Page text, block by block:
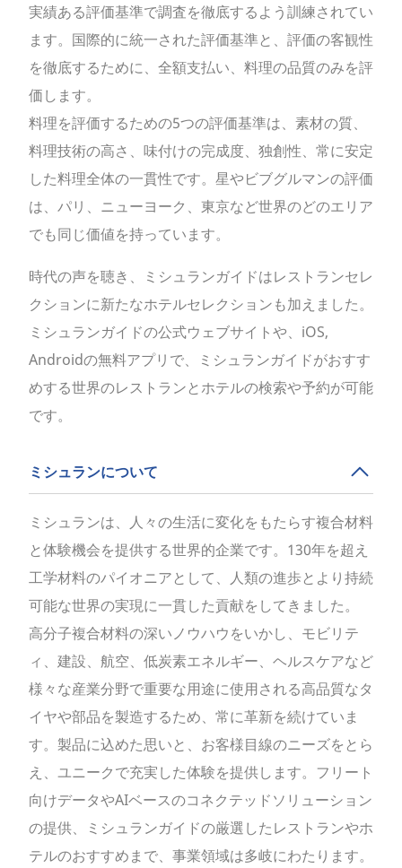
実績ある評価基準で調査を徹底するよう訓練されてい
ます。国際的に統一された評価基準と、評価の客観性
を徹底するために、全額支払い、料理の品質のみを評
価します。
料理を評価するための5つの評価基準は、素材の質、
料理技術の高さ、味付けの完成度、独創性、常に安定
した料理全体の一貫性です。星やビブグルマンの評価
は、パリ、ニューヨーク、東京など世界のどのエリア
でも同じ価値を持っています。
時代の声を聴き、ミシュランガイドはレストランセレ
クションに新たなホテルセレクションも加えました。
ミシュランガイドの公式ウェブサイトや、iOS,
Androidの無料アプリで、ミシュランガイドがおすす
めする世界のレストランとホテルの検索や予約が可能
です。
ミシュランについて
ミシュランは、人々の生活に変化をもたらす複合材料
と体験機会を提供する世界的企業です。130年を超え
工学材料のパイオニアとして、人類の進歩とより持続
可能な世界の実現に一貫した貢献をしてきました。
高分子複合材料の深いノウハウをいかし、モビリテ
ィ、建設、航空、低炭素エネルギー、ヘルスケアなど
様々な産業分野で重要な用途に使用される高品質なタ
イヤや部品を製造するため、常に革新を続けていま
す。製品に込めた思いと、お客様目線のニーズをとら
え、ユニークで充実した体験を提供します。フリート
向けデータやAIベースのコネクテッドソリューション
の提供、ミシュランガイドの厳選したレストランやホ
テルのおすすめまで、事業領域は多岐にわたります。